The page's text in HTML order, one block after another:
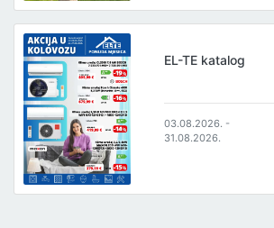
EL-TE katalog
03.08.2026. -
31.08.2026.